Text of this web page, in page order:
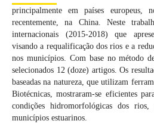
principalmente em países europeus,
recentemente, na China. Neste
internacionais (2015-2018) que
visando a requalificação dos rios e a
nos municípios. Com base no método
selecionados 12 (doze) artigos. Os
baseadas na natureza, que utilizam
Biotécnicas, mostraram-se eficientes
condições hidromorfológicas dos
municípios estuarinos.